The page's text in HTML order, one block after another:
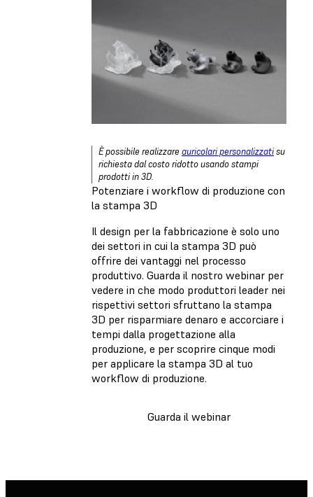
È possibile realizzareauricolari personalizzatisu
richiesta dal costo ridotto usando stampi
prodotti in 3D.
Potenziare i workflow di produzione con
la stampa 3D
Il design per la fabbricazione è solo uno
dei settori in cui la stampa 3D può
offrire dei vantaggi nel processo
produttivo. Guarda il nostro webinar per
vedere in che modo produttori leader nei
rispettivi settori sfruttano la stampa
3D per risparmiare denaro e accorciare i
tempi dalla progettazione alla
produzione, e per scoprire cinque modi
per applicare la stampa 3D al tuo
workflow di produzione.
Guarda il webinar